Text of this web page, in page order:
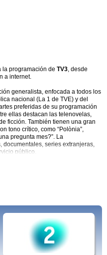
la programación de TV3, desde
a internet.
generalista, enfocada a todos los
nacional (La 1 de TVE) y del
preferidas de su programación
ellas destacan las telenovelas,
ficción. También tienen una gran
tono crítico, como “Polònia”,
pregunta mes?”. La
documentales, series extranjeras,
público.
y magacines. El informativo
edición se hizo el 16 de
(El temps). Junto a los
como Els Matins, que se emite
deportivos como Esport
los programas de TV3, por lo
los programas o películas
de doblaje, el Servei Català del